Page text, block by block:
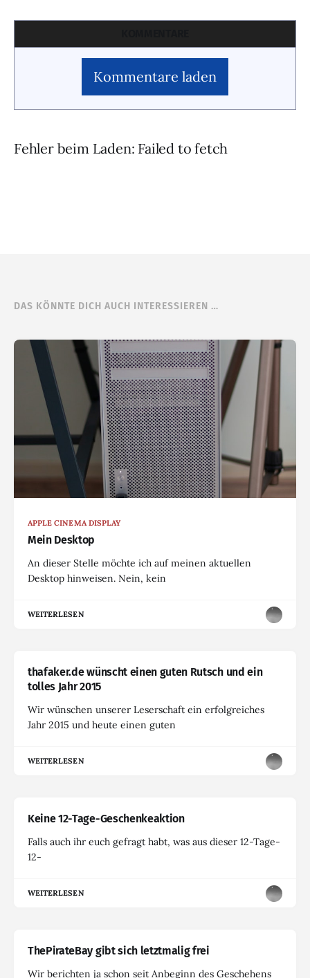
Kommentare laden
Fehler beim Laden: Failed to fetch
DAS KÖNNTE DICH AUCH INTERESSIEREN …
APPLE CINEMA DISPLAY
Mein Desktop
An dieser Stelle möchte ich auf meinen aktuellen
Desktop hinweisen. Nein, kein
WEITERLESEN
thafaker.de wünscht einen guten Rutsch und ein
tolles Jahr 2015
Wir wünschen unserer Leserschaft ein erfolgreiches
Jahr 2015 und heute einen guten
WEITERLESEN
Keine 12-Tage-Geschenkeaktion
Falls auch ihr euch gefragt habt, was aus dieser 12-Tage-
12-
WEITERLESEN
ThePirateBay gibt sich letztmalig frei
Wir berichten ja schon seit Anbeginn des Geschehens